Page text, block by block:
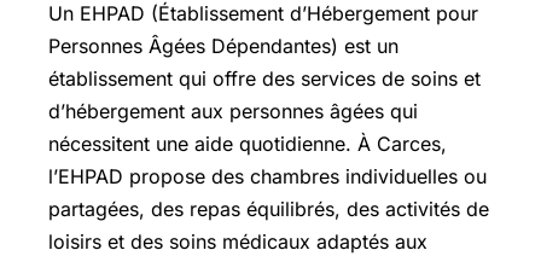
Un EHPAD (Établissement d’Hébergement pour
Personnes Âgées Dépendantes) est un
établissement qui offre des services de soins et
d’hébergement aux personnes âgées qui
nécessitent une aide quotidienne. À Carces,
l’EHPAD propose des chambres individuelles ou
partagées, des repas équilibrés, des activités de
loisirs et des soins médicaux adaptés aux